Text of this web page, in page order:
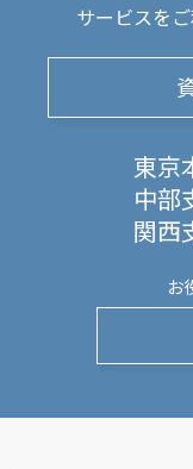
サービスを
東京
中部
関西
お